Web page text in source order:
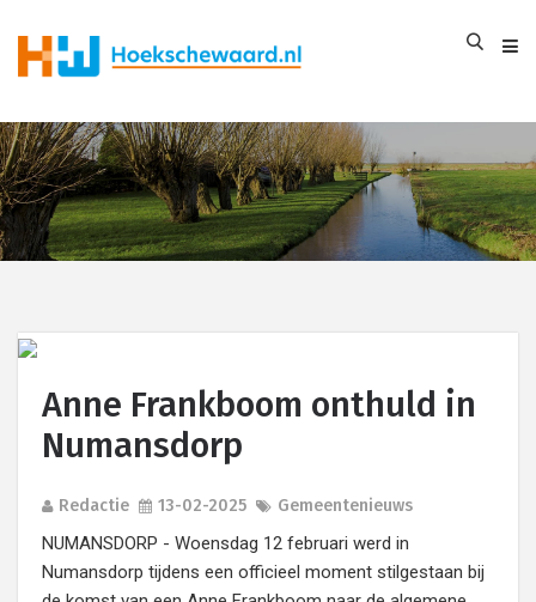
Anne Frankboom onthuld in
Numansdorp
Redactie 13-02-2025 Gemeentenieuws
NUMANSDORP - Woensdag 12 februari werd in
Numansdorp tijdens een officieel moment stilgestaan bij